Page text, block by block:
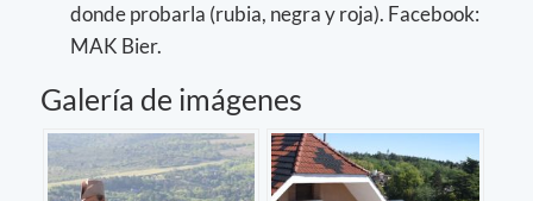
donde probarla (rubia, negra y roja). Facebook:
MAK Bier.
Galería de imágenes